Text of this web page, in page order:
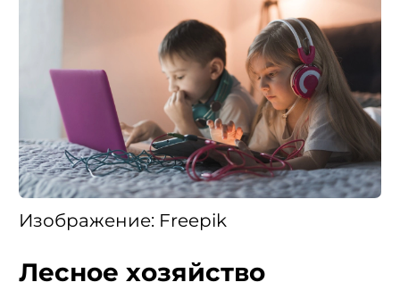
Изображение: Freepik
Лесное хозяйство